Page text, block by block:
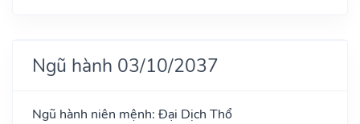
Ngũ hành 03/10/2037
Ngũ hành niên mệnh: Đại Dịch Thổ